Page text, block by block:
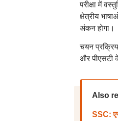
परीक्षा में
क्षेत्रीय
अंकन होगा।
चयन
और पीएसटी
Also
SSC: